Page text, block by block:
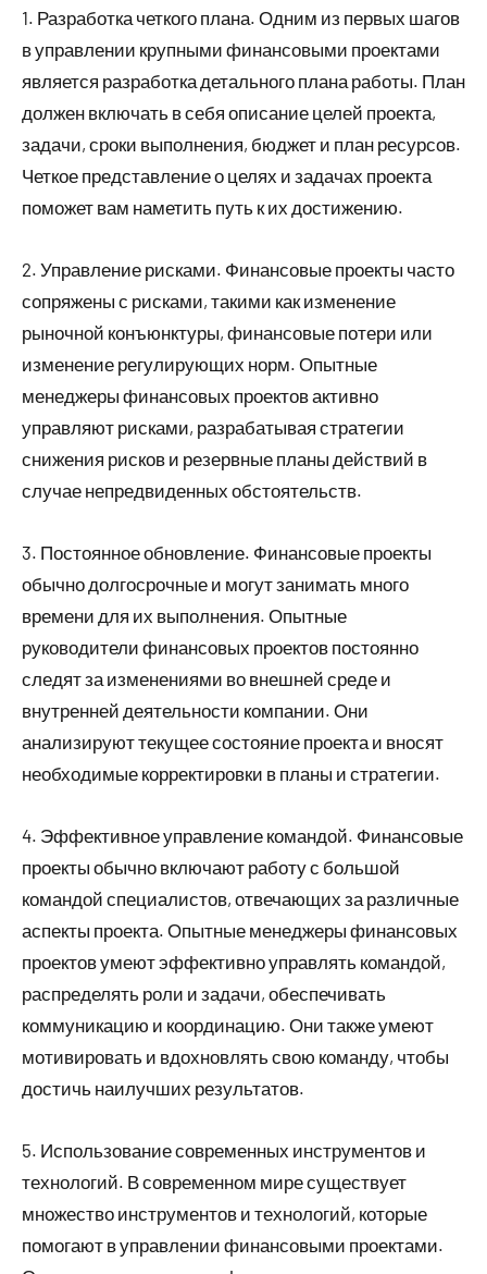
1. Разработка четкого плана. Одним из первых шагов
в управлении крупными финансовыми проектами
является разработка детального плана работы. План
должен включать в себя описание целей проекта,
задачи, сроки выполнения, бюджет и план ресурсов.
Четкое представление о целях и задачах проекта
поможет вам наметить путь к их достижению.
2. Управление рисками. Финансовые проекты часто
сопряжены с рисками, такими как изменение
рыночной конъюнктуры, финансовые потери или
изменение регулирующих норм. Опытные
менеджеры финансовых проектов активно
управляют рисками, разрабатывая стратегии
снижения рисков и резервные планы действий в
случае непредвиденных обстоятельств.
3. Постоянное обновление. Финансовые проекты
обычно долгосрочные и могут занимать много
времени для их выполнения. Опытные
руководители финансовых проектов постоянно
следят за изменениями во внешней среде и
внутренней деятельности компании. Они
анализируют текущее состояние проекта и вносят
необходимые корректировки в планы и стратегии.
4. Эффективное управление командой. Финансовые
проекты обычно включают работу с большой
командой специалистов, отвечающих за различные
аспекты проекта. Опытные менеджеры финансовых
проектов умеют эффективно управлять командой,
распределять роли и задачи, обеспечивать
коммуникацию и координацию. Они также умеют
мотивировать и вдохновлять свою команду, чтобы
достичь наилучших результатов.
5. Использование современных инструментов и
технологий. В современном мире существует
множество инструментов и технологий, которые
помогают в управлении финансовыми проектами.